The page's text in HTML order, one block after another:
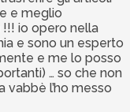
e meglio
io opero nella
e sono un esperto
e me lo posso
… so che non
vabbè l’ho messo